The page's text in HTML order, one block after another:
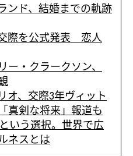
ンド、結婚までの軌跡
際を公式発表 恋人
ー・クラークソン、
オ、交際3年ヴィット
真剣な将来」報道も
いう選択。世界で広
ネスとは